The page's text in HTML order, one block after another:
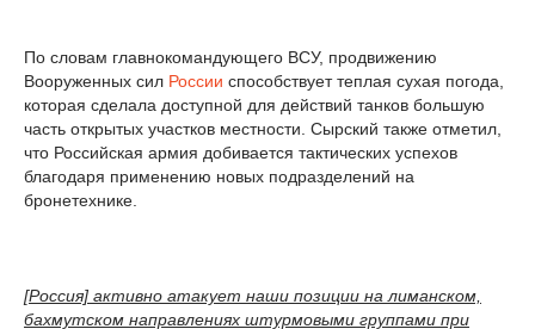
По словам главнокомандующего ВСУ, продвижению
Вооруженных сил России способствует теплая сухая погода,
которая сделала доступной для действий танков большую
часть открытых участков местности. Сырский также отметил,
что Российская армия добивается тактических успехов
благодаря применению новых подразделений на
бронетехнике.
[Россия] активно атакует наши позиции на лиманском,
бахмутском направлениях штурмовыми группами при